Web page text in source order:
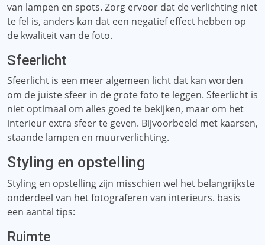
van lampen en spots. Zorg ervoor dat de verlichting niet
te fel is, anders kan dat een negatief effect hebben op
de kwaliteit van de foto.
Sfeerlicht
Sfeerlicht is een meer algemeen licht dat kan worden
om de juiste sfeer in de grote foto te leggen. Sfeerlicht is
niet optimaal om alles goed te bekijken, maar om het
interieur extra sfeer te geven. Bijvoorbeeld met kaarsen,
staande lampen en muurverlichting.
Styling en opstelling
Styling en opstelling zijn misschien wel het belangrijkste
onderdeel van het fotograferen van interieurs. basis
een aantal tips:
Ruimte